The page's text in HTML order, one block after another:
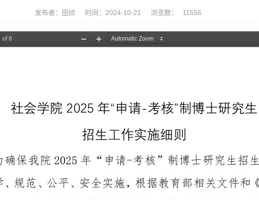
发布者：田欣 时间：2024-10-21 浏览数： 11556